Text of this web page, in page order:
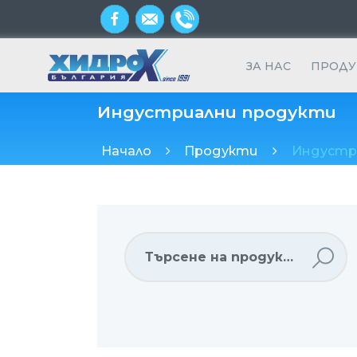
ЗА НАС
Индустриални продукти
Начало Продукти